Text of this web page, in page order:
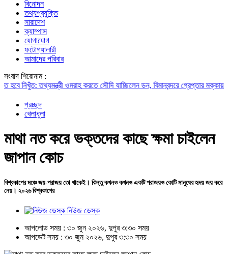
বিনোদন
তথ্যপ্রযুক্তি
সারাদেশ
ক্যাম্পাস
যোগাযোগ
ফটোগ্যালারী
আমাদের পরিবার
সংবাদ শিরোনাম :
নিখুঁত: তথ্যমন্ত্রীওমরাহ করতে সৌদি যাচ্ছিলেন ডন, বিমানবন্দরে গ্রেপ্তারমক্কায় পাক-
প্রচ্ছদ
খেলাধুলা
মাথা নত করে ভক্তদের কাছে ক্ষমা চাইলেন
জাপান কোচ
বিশ্বকাপের মঞ্চে জয়-পরাজয় তো থাকেই। কিন্তু কখনও কখনও একটি পরাজয়ও কোটি মানুষের হৃদয় জয় করে
নেয়। ২০২৬ বিশ্বকাপের
নিউজ ডেস্ক
আপলোড সময় : ৩০ জুন ২০২৬, দুপুর ৩:৩০ সময়
আপডেট সময় : ৩০ জুন ২০২৬, দুপুর ৩:৩০ সময়